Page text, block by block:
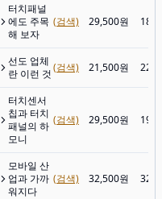
터치패널
에도 주목
해 보자
(검색) 29,500원
선도 업체
란 이런 것(검색) 21,500원
터치센서
칩과 터치
패널의 하
모니
(검색) 29,500원
모바일 산
업과 가까
워지다
(검색) 32,500원